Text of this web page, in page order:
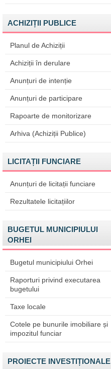
ACHIZIȚII PUBLICE
Planul de Achiziții
Achiziții în derulare
Anunțuri de intenție
Anunțuri de participare
Rapoarte de monitorizare
Arhiva (Achiziții Publice)
LICITAȚII FUNCIARE
Anunțuri de licitații funciare
Rezultatele licitațiilor
BUGETUL MUNICIPIULUI
ORHEI
Bugetul municipiului Orhei
Raporturi privind executarea
bugetului
Taxe locale
Cotele pe bunurile imobiliare și
impozitul funciar
PROIECTE INVESTIȚIONALE